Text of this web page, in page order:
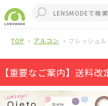
TOP アルコン フレッシュ
【重要なご案内】送料